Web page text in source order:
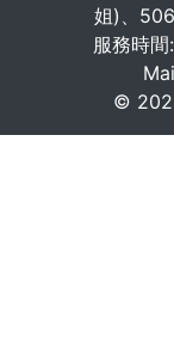
姐)、
服務時
©